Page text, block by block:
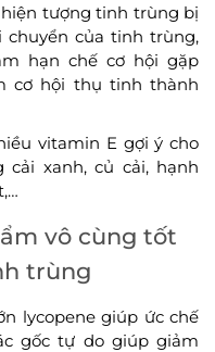
tượng tinh trùng bị
của tinh trùng,
hạn chế cơ hội gặp
cơ hội thụ tinh thành
vitamin E gợi ý cho
cải xanh, củ cải, hạnh
vô cùng tốt
trùng
lycopene giúp ức chế
gốc tự do giúp giảm